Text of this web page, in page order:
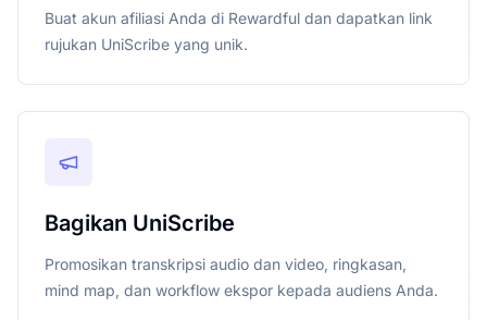
Buat akun afiliasi Anda di Rewardful dan dapatkan link
rujukan UniScribe yang unik.
Bagikan UniScribe
Promosikan transkripsi audio dan video, ringkasan,
mind map, dan workflow ekspor kepada audiens Anda.